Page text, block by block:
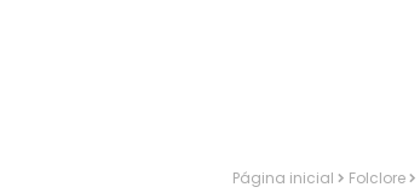
Página inicial Folclore